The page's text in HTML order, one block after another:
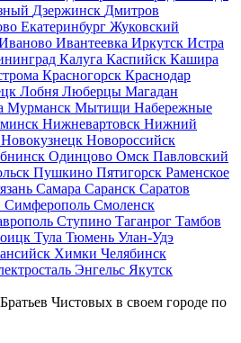
Дзержинск Дмитров
Екатеринбург Жуковский
Ивантеевка Иркутск Истра
Калуга Каспийск Кашира
Красногорск Краснодар
Лобня Люберцы Магадан
Мурманск Мытищи Набережные
Нижневартовск Нижний
Новокузнецк Новороссийск
Одинцово Омск Павловский
Пушкино Пятигорск Раменское
Самара Саранск Саратов
Симферополь Смоленск
Ступино Таганрог Тамбов
Тула Тюмень Улан-Удэ
Химки Челябинск
Энгельс Якутск
Чистовых в своем городе по